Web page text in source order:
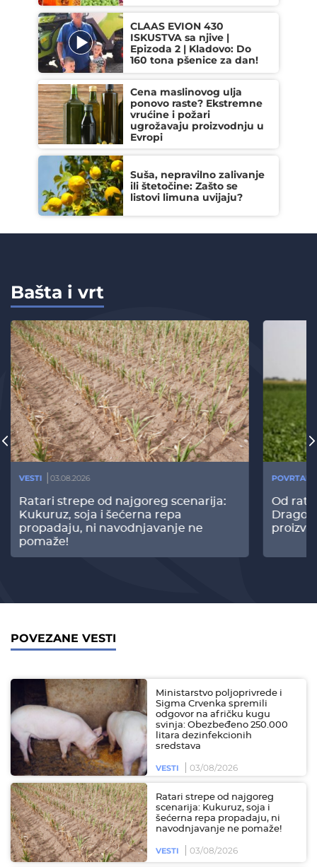
CLAAS EVION 430
ISKUSTVA sa njive |
Epizoda 2 | Kladovo: Do
160 tona pšenice za dan!
Cena maslinovog ulja
ponovo raste? Ekstremne
vrućine i požari
ugrožavaju proizvodnju u
Evropi
Suša, nepravilno zalivanje
ili štetočine: Zašto se
listovi limuna uvijaju?
Bašta i vrt
VESTI 03.08.2026
Ratari strepe od najgoreg scenarija:
Kukuruz, soja i šećerna repa
propadaju, ni navodnjavanje ne
pomaže!
Od
POVEZANE VESTI
Ministarstvo poljoprivrede i
Sigma Crvenka spremili
odgovor na afričku kugu
svinja: Obezbeđeno 250.000
litara dezinfekcionih
sredstava
VESTI 03/08/2026
Ratari strepe od najgoreg
scenarija: Kukuruz, soja i
šećerna repa propadaju, ni
navodnjavanje ne pomaže!
VESTI 03/08/2026